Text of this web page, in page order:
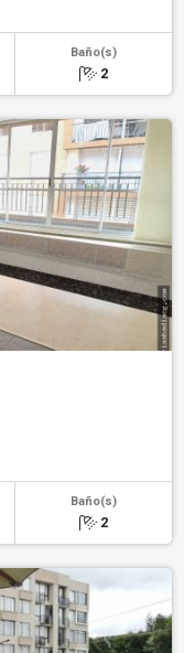
Baño(s)
2
Baño(s)
2